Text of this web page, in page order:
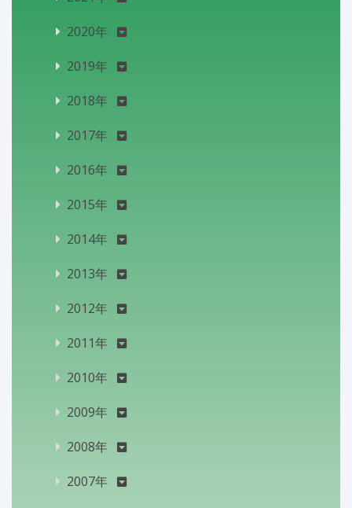
2020年
2019年
2018年
2017年
2016年
2015年
2014年
2013年
2012年
2011年
2010年
2009年
2008年
2007年